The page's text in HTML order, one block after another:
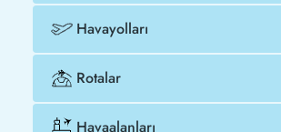
Havayolları
Rotalar
Havaalanları